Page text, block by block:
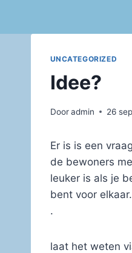
UNCATEGORIZED
Idee?
Door admin 26
Er is is een
de bewoners
leuker is als je
bent voor elkaar.
.
laat het weten